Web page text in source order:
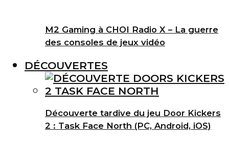
M2 Gaming à CHOI Radio X – La guerre
des consoles de jeux vidéo
DÉCOUVERTES
Découverte tardive du jeu Door Kickers
2 : Task Face North (PC, Android, iOS)